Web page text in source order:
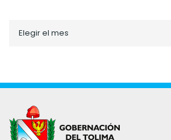
porElegir el mes